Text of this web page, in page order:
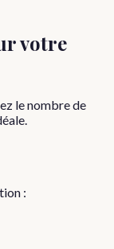
votre
le nombre de
: